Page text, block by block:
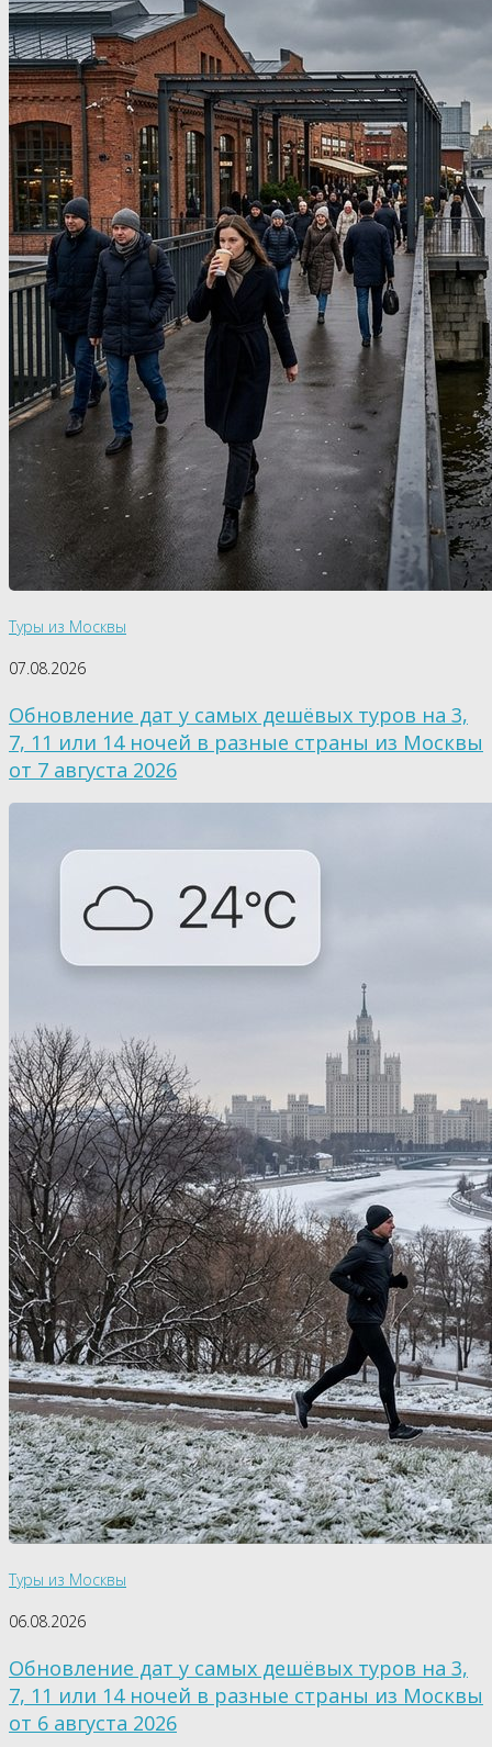
Туры из Москвы
07.08.2026
Обновление дат у самых дешёвых туров на 3,
7, 11 или 14 ночей в разные страны из Москвы
от 7 августа 2026
Туры из Москвы
06.08.2026
Обновление дат у самых дешёвых туров на 3,
7, 11 или 14 ночей в разные страны из Москвы
от 6 августа 2026